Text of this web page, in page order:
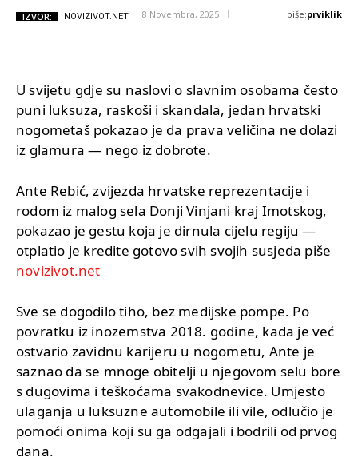
IZVOR: NOVIZIVOT.NET 8 Novembra, 2025 piše:prviklik
U svijetu gdje su naslovi o slavnim osobama često
puni luksuza, raskoši i skandala, jedan hrvatski
nogometaš pokazao je da prava veličina ne dolazi
iz glamura — nego iz dobrote.
Ante Rebić, zvijezda hrvatske reprezentacije i
rodom iz malog sela Donji Vinjani kraj Imotskog,
pokazao je gestu koja je dirnula cijelu regiju —
otplatio je kredite gotovo svih svojih susjeda piše
novizivot.net
Sve se dogodilo tiho, bez medijske pompe. Po
povratku iz inozemstva 2018. godine, kada je već
ostvario zavidnu karijeru u nogometu, Ante je
saznao da se mnoge obitelji u njegovom selu bore
s dugovima i teškoćama svakodnevice. Umjesto
ulaganja u luksuzne automobile ili vile, odlučio je
pomoći onima koji su ga odgajali i bodrili od prvog
dana.